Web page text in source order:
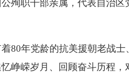
殉职干部亲属，代表自治
80年党龄的抗美援朝老战
峥嵘岁月、回顾奋斗历程